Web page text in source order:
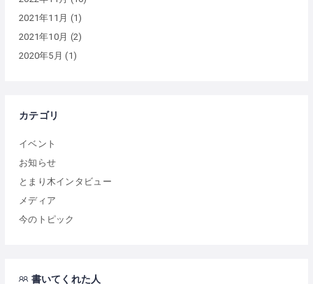
2021年11月 (1)
2021年10月 (2)
2020年5月 (1)
カテゴリ
イベント
お知らせ
とまり木インタビュー
メディア
今のトピック
書いてくれた人